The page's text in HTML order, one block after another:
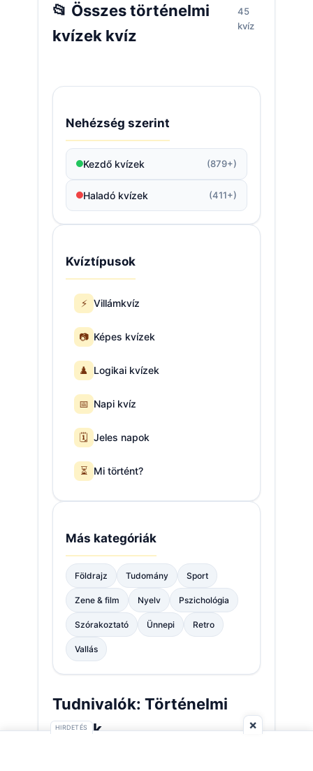
📂 Összes történelmi
kvízek kvíz
45
kvíz
Nehézség szerint
Kezdő kvízek (879+)
Haladó kvízek (411+)
Kvíztípusok
⚡ Villámkvíz
📷 Képes kvízek
♟️ Logikai kvízek
📅 Napi kvíz
🗓️ Jeles napok
⏳ Mi történt?
Más kategóriák
Földrajz Tudomány Sport
Zene & film Nyelv Pszichológia
Szórakoztató Ünnepi Retro
Vallás
Tudnivalók: Történelmi
kvízek
HIRDETÉS ×